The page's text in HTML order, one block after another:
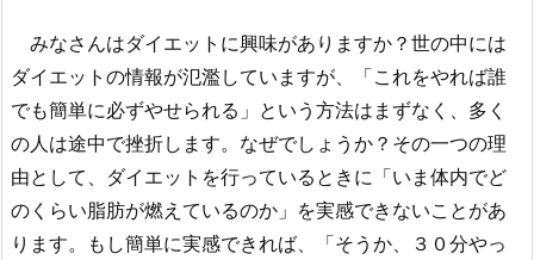
みなさんはダイエットに興味がありますか？世の中には
ダイエットの情報が氾濫していますが、「これをやれば誰
でも簡単に必ずやせられる」という方法はまずなく、多く
の人は途中で挫折します。なぜでしょうか？その一つの理
由として、ダイエットを行っているときに「いま体内でど
のくらい脂肪が燃えているのか」を実感できないことがあ
ります。もし簡単に実感できれば、「そうか、３０分やっ